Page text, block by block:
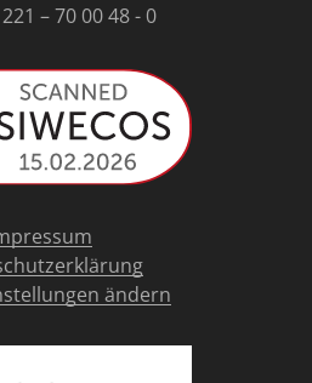
– 70 00 48 - 0
ändern